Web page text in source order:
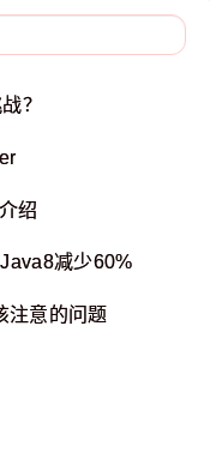
？
绍
减少60%
注意的问题